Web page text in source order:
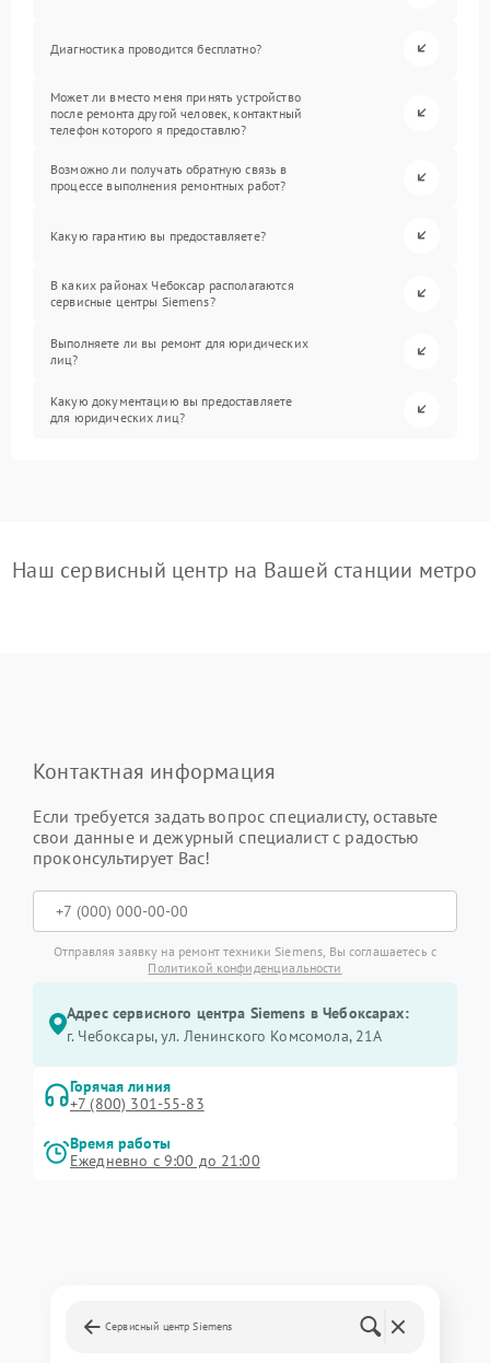
Диагностика проводится бесплатно?
Может ли вместо меня принять устройство
после ремонта другой человек, контактный
телефон которого я предоставлю?
Возможно ли получать обратную связь в
процессе выполнения ремонтных работ?
Какую гарантию вы предоставляете?
В каких районах Чебоксар располагаются
сервисные центры Siemens?
Выполняете ли вы ремонт для юридических
лиц?
Какую документацию вы предоставляете
для юридических лиц?
Наш сервисный центр на Вашей станции метро
Контактная информация
Если требуется задать вопрос специалисту, оставьте
свои данные и дежурный специалист с радостью
проконсультирует Вас!
Отправляя заявку на ремонт техники Siemens, Вы соглашаетесь с
Политикой конфиденциальности
Адрес сервисного центра Siemens в Чебоксарах:
г. Чебоксары, ул. Ленинского Комсомола, 21А
Горячая линия
+7 (800) 301-55-83
Время работы
Ежедневно с 9:00 до 21:00
Сервисный центр Siemens